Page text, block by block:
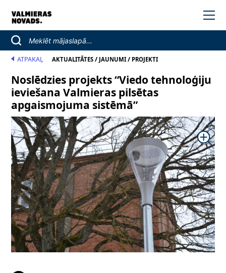
ATPAKAĻ AKTUALITĀTES/ JAUNUMI/ PROJEKTI
Noslēdzies projekts “Viedo tehnoloģiju
ieviešana Valmieras pilsētas
apgaismojuma sistēmā”